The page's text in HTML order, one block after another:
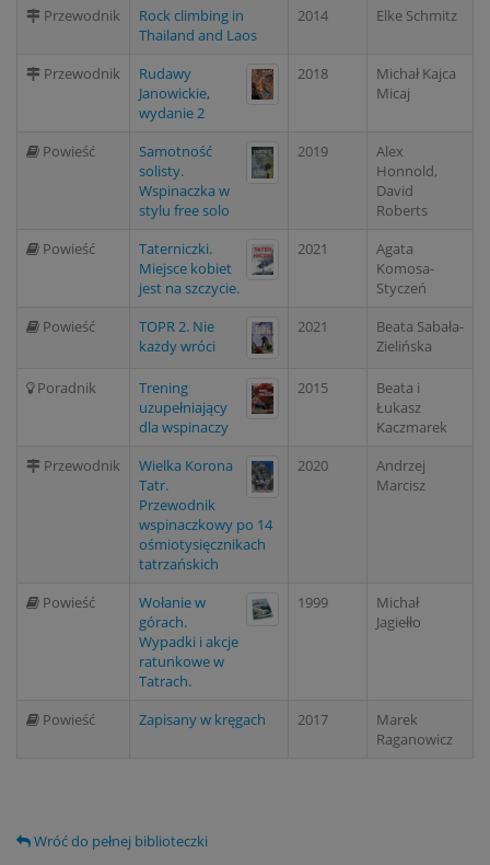
Przewodnik
Rock climbing in
Thailand and Laos
2014 Elke Schmitz
Przewodnik
Rudawy
Janowickie,
wydanie 2
2018
Michał Kajca
Micaj
Powieść
Samotność
solisty.
Wspinaczka w
stylu free solo
2019
Alex
Honnold,
David
Roberts
Powieść
Taterniczki.
Miejsce kobiet
jest na szczycie.
2021
Agata
Komosa-
Styczeń
Powieść
TOPR 2. Nie
każdy wróci
2021
Beata Sabała-
Zielińska
Poradnik
Trening
uzupełniający
dla wspinaczy
2015
Beata i
Łukasz
Kaczmarek
Przewodnik
Wielka Korona
Tatr.
Przewodnik
wspinaczkowy po 14
ośmiotysięcznikach
tatrzańskich
2020
Andrzej
Marcisz
Powieść
Wołanie w
górach.
Wypadki i akcje
ratunkowe w
Tatrach.
1999
Michał
Jagiełło
Powieść Zapisany w kręgach 2017
Marek
Raganowicz
Wróć do pełnej biblioteczki